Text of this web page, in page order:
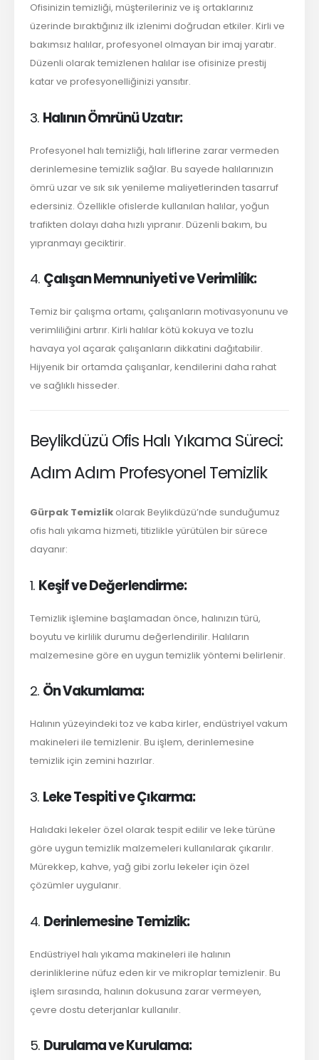
Ofisinizin temizliği, müşterileriniz ve iş ortaklarınız
üzerinde bıraktığınız ilk izlenimi doğrudan etkiler. Kirli ve
bakımsız halılar, profesyonel olmayan bir imaj yaratır.
Düzenli olarak temizlenen halılar ise ofisinize prestij
katar ve profesyonelliğinizi yansıtır.
3. Halının Ömrünü Uzatır:
Profesyonel halı temizliği, halı liflerine zarar vermeden
derinlemesine temizlik sağlar. Bu sayede halılarınızın
ömrü uzar ve sık sık yenileme maliyetlerinden tasarruf
edersiniz. Özellikle ofislerde kullanılan halılar, yoğun
trafikten dolayı daha hızlı yıpranır. Düzenli bakım, bu
yıpranmayı geciktirir.
4. Çalışan Memnuniyeti ve Verimlilik:
Temiz bir çalışma ortamı, çalışanların motivasyonunu ve
verimliliğini artırır. Kirli halılar kötü kokuya ve tozlu
havaya yol açarak çalışanların dikkatini dağıtabilir.
Hijyenik bir ortamda çalışanlar, kendilerini daha rahat
ve sağlıklı hisseder.
Beylikdüzü Ofis Halı Yıkama Süreci:
Adım Adım Profesyonel Temizlik
Gürpak Temizlik olarak Beylikdüzü’nde sunduğumuz
ofis halı yıkama hizmeti, titizlikle yürütülen bir sürece
dayanır:
1. Keşif ve Değerlendirme:
Temizlik işlemine başlamadan önce, halınızın türü,
boyutu ve kirlilik durumu değerlendirilir. Halıların
malzemesine göre en uygun temizlik yöntemi belirlenir.
2. Ön Vakumlama:
Halının yüzeyindeki toz ve kaba kirler, endüstriyel vakum
makineleri ile temizlenir. Bu işlem, derinlemesine
temizlik için zemini hazırlar.
3. Leke Tespiti ve Çıkarma:
Halıdaki lekeler özel olarak tespit edilir ve leke türüne
göre uygun temizlik malzemeleri kullanılarak çıkarılır.
Mürekkep, kahve, yağ gibi zorlu lekeler için özel
çözümler uygulanır.
4. Derinlemesine Temizlik:
Endüstriyel halı yıkama makineleri ile halının
derinliklerine nüfuz eden kir ve mikroplar temizlenir. Bu
işlem sırasında, halının dokusuna zarar vermeyen,
çevre dostu deterjanlar kullanılır.
5. Durulama ve Kurulama: